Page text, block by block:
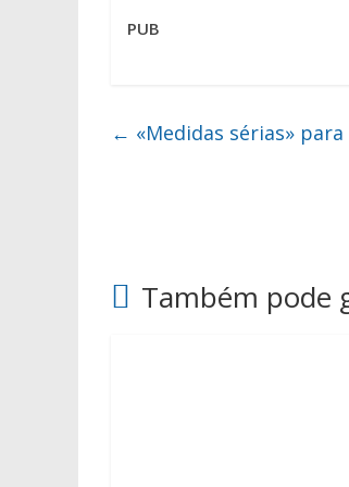
PUB
← «Medidas sérias»
Também pode